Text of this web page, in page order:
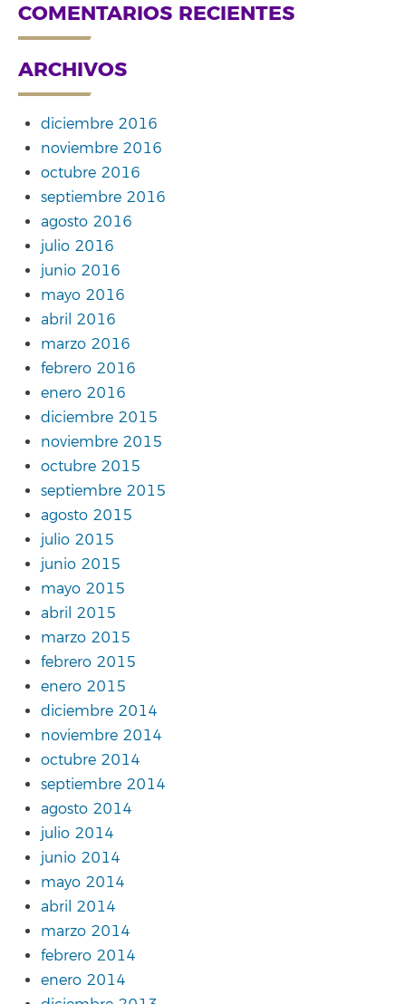
COMENTARIOS RECIENTES
ARCHIVOS
diciembre 2016
noviembre 2016
octubre 2016
septiembre 2016
agosto 2016
julio 2016
junio 2016
mayo 2016
abril 2016
marzo 2016
febrero 2016
enero 2016
diciembre 2015
noviembre 2015
octubre 2015
septiembre 2015
agosto 2015
julio 2015
junio 2015
mayo 2015
abril 2015
marzo 2015
febrero 2015
enero 2015
diciembre 2014
noviembre 2014
octubre 2014
septiembre 2014
agosto 2014
julio 2014
junio 2014
mayo 2014
abril 2014
marzo 2014
febrero 2014
enero 2014